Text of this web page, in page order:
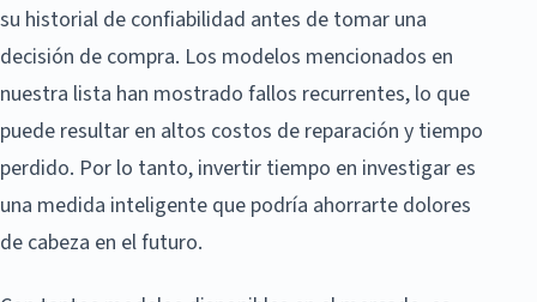
su historial de confiabilidad antes de tomar una
decisión de compra. Los modelos mencionados en
nuestra lista han mostrado fallos recurrentes, lo que
puede resultar en altos costos de reparación y tiempo
perdido. Por lo tanto, invertir tiempo en investigar es
una medida inteligente que podría ahorrarte dolores
de cabeza en el futuro.